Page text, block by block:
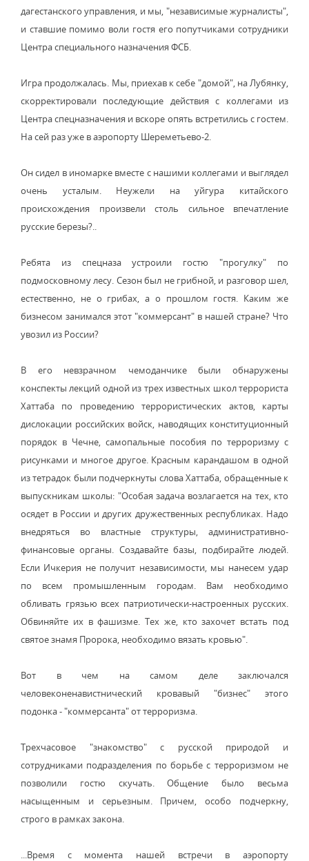
дагестанского управления, и мы, "независимые журналисты",
и ставшие помимо воли гостя его попутчиками сотрудники
Центра специального назначения ФСБ.
Игра продолжалась. Мы, приехав к себе "домой", на Лубянку,
скорректировали последующие действия с коллегами из
Центра спецназначения и вскоре опять встретились с гостем.
На сей раз уже в аэропорту Шереметьево-2.
Он сидел в иномарке вместе с нашими коллегами и выглядел
очень усталым. Неужели на уйгура китайского
происхождения произвели столь сильное впечатление
русские березы?..
Ребята из спецназа устроили гостю "прогулку" по
подмосковному лесу. Сезон был не грибной, и разговор шел,
естественно, не о грибах, а о прошлом гостя. Каким же
бизнесом занимался этот "коммерсант" в нашей стране? Что
увозил из России?
В его невзрачном чемоданчике были обнаружены
конспекты лекций одной из трех известных школ террориста
Хаттаба по проведению террористических актов, карты
дислокации российских войск, наводящих конституционный
порядок в Чечне, самопальные пособия по терроризму с
рисунками и многое другое. Красным карандашом в одной
из тетрадок были подчеркнуты слова Хаттаба, обращенные к
выпускникам школы: "Особая задача возлагается на тех, кто
осядет в России и других дружественных республиках. Надо
внедряться во властные структуры, административно-
финансовые органы. Создавайте базы, подбирайте людей.
Если Ичкерия не получит независимости, мы нанесем удар
по всем промышленным городам. Вам необходимо
обливать грязью всех патриотически-настроенных русских.
Обвиняйте их в фашизме. Тех же, кто захочет встать под
святое знамя Пророка, необходимо вязать кровью".
Вот в чем на самом деле заключался
человеконенавистнический кровавый "бизнес" этого
подонка - "коммерсанта" от терроризма.
Трехчасовое "знакомство" с русской природой и
сотрудниками подразделения по борьбе с терроризмом не
позволили гостю скучать. Общение было весьма
насыщенным и серьезным. Причем, особо подчеркну,
строго в рамках закона.
...Время с момента нашей встречи в аэропорту